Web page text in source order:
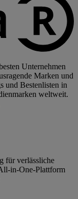
Unternehmen
Marken und
und Bestenlisten in
weltweit.
für verlässliche
in-One-Plattform